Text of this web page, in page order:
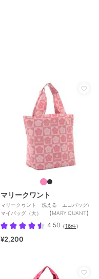
マリークワント
マリークヮント 洗える エコバッグ/
マイバッグ（大） 【MARY QUANT】
4.50 （16件）
¥2,200